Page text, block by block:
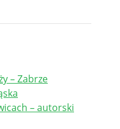
– Zabrze
– autorski